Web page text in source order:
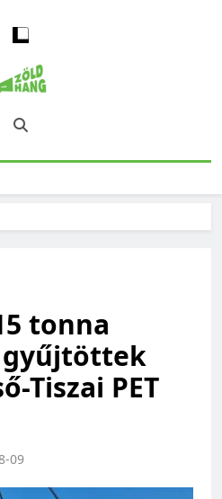
Magyarország
Hangja
Zöld Hang – Természet, Klímaváltozás,
Fenntarthatóság, Jövő
tonna
Tiszai PET
09